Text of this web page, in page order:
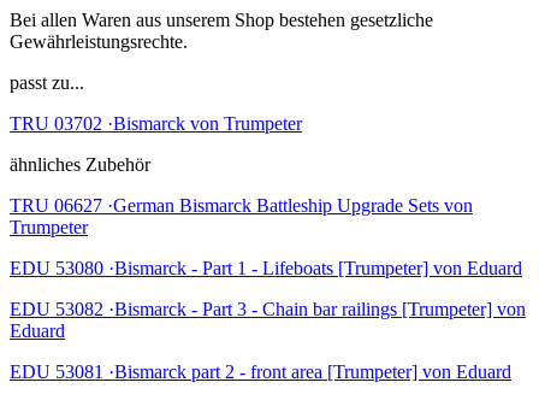
Bei allen Waren aus unserem Shop bestehen gesetzliche
Gewährleistungsrechte.
passt zu...
TRU 03702 ·Bismarck von Trumpeter
ähnliches Zubehör
TRU 06627 ·German Bismarck Battleship Upgrade Sets von
Trumpeter
EDU 53080 ·Bismarck - Part 1 - Lifeboats [Trumpeter] von Eduard
EDU 53082 ·Bismarck - Part 3 - Chain bar railings [Trumpeter] von
Eduard
EDU 53081 ·Bismarck part 2 - front area [Trumpeter] von Eduard